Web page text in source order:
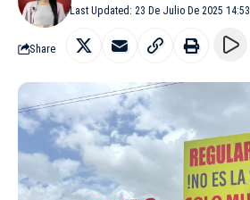
Last Updated: 23 De Julio De 2025 14:53
Share